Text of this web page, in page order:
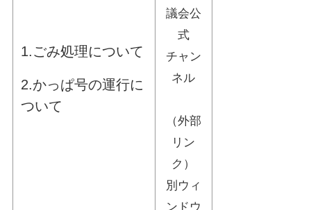
1.ごみ処理について
2.かっぱ号の運行に
ついて
議会公
式
チャン
ネル
（外部
リン
ク）
別ウィ
ンドウ